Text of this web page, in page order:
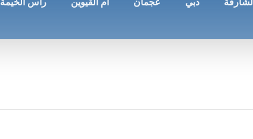
الشارقة دبي عجمان ام القيوين راس الخيمة